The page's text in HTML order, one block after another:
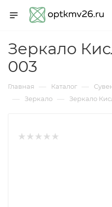
Зеркало
003
Главная — Каталог —
— Зеркало — Зеркало